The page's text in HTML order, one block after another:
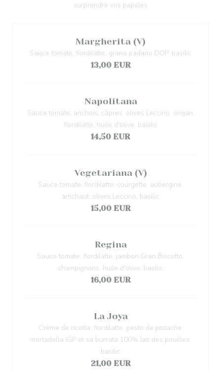
surprendre vos papilles
Margherita (V)
Sauce tomate, fiordilatte, grana padano DOP, basilic
13,00 EUR
Napolitana
Sauce tomate, anchois, câpres, olives Leccino, origan,
fiordilatte, huile d'olive, basilic
14,50 EUR
Vegetariana (V)
Sauce tomate, fiordilatte, courgette, aubergine,
artichaut, olives Leccino, basilic
15,00 EUR
Regina
Sauce tomate, fiordilatte, jambon Gran Biscotto,
champignons, huile d'olive, basilic
16,00 EUR
La Joya
Crème de ricotta, fiordilatte, pesto de pistache,
mortadella IGP et sa burrata 100% lait des pouilles,
basilic
21,00 EUR